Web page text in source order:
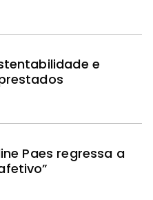
e
Paes regressa a